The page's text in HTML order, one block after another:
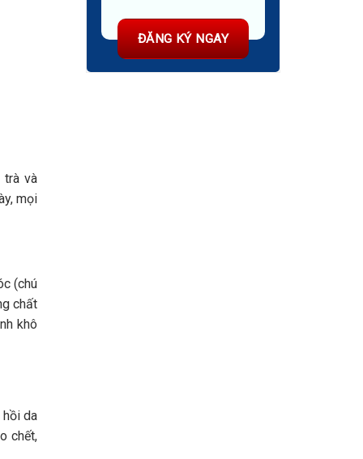
trà và
mọi
(chú
chất
khô
hồi da
chết,